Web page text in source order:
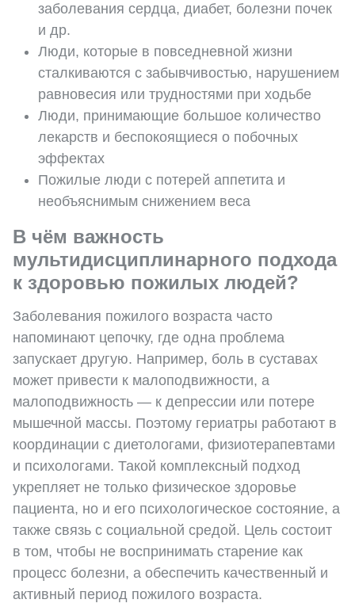
заболевания сердца, диабет, болезни почек
и др.
Люди, которые в повседневной жизни
сталкиваются с забывчивостью, нарушением
равновесия или трудностями при ходьбе
Люди, принимающие большое количество
лекарств и беспокоящиеся о побочных
эффектах
Пожилые люди с потерей аппетита и
необъяснимым снижением веса
В чём важность
мультидисциплинарного подхода
к здоровью пожилых людей?
Заболевания пожилого возраста часто
напоминают цепочку, где одна проблема
запускает другую. Например, боль в суставах
может привести к малоподвижности, а
малоподвижность — к депрессии или потере
мышечной массы. Поэтому гериатры работают в
координации с диетологами, физиотерапевтами
и психологами. Такой комплексный подход
укрепляет не только физическое здоровье
пациента, но и его психологическое состояние, а
также связь с социальной средой. Цель состоит
в том, чтобы не воспринимать старение как
процесс болезни, а обеспечить качественный и
активный период пожилого возраста.